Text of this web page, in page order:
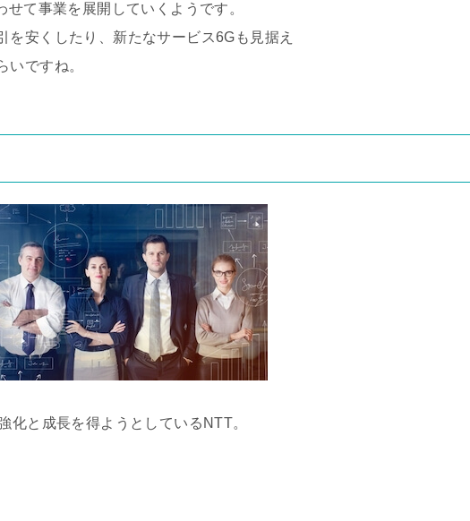
て事業を展開していくようです。
を安くしたり、新たなサービス6Gも見据え
いですね。
化と成長を得ようとしているNTT。